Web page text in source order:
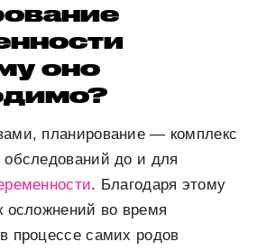
оно
планирование — комплекс
до и для
. Благодаря этому
осложнений во время
процессе самих родов